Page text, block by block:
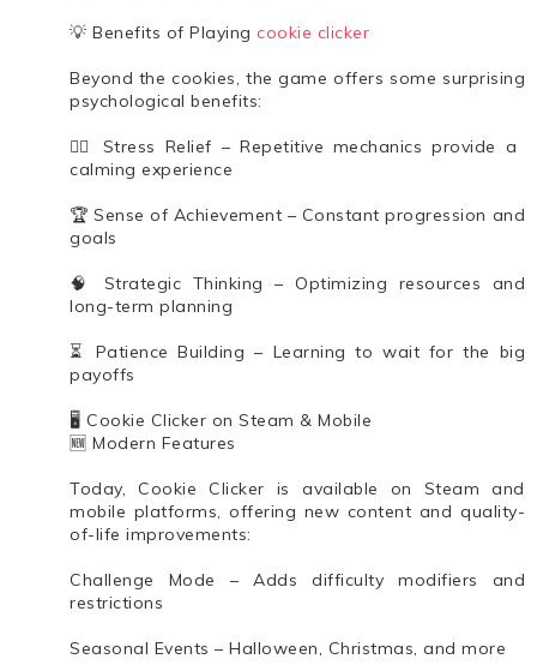
💡 Benefits of Playing cookie clicker
Beyond the cookies, the game offers some surprising
psychological benefits:
🧘‍♂️ Stress Relief – Repetitive mechanics provide a
calming experience
🏆 Sense of Achievement – Constant progression and
goals
🧠 Strategic Thinking – Optimizing resources and
long-term planning
⏳ Patience Building – Learning to wait for the big
payoffs
🖥️ Cookie Clicker on Steam & Mobile
🆕 Modern Features
Today, Cookie Clicker is available on Steam and
mobile platforms, offering new content and quality-
of-life improvements:
Challenge Mode – Adds difficulty modifiers and
restrictions
Seasonal Events – Halloween, Christmas, and more